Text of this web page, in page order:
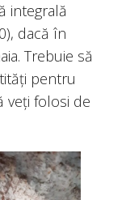
integrală
dacă în
Trebuie să
pentru
veți folosi de